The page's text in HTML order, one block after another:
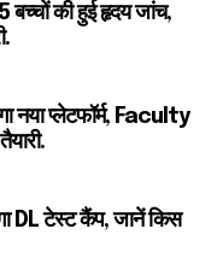
की हुई हृदय जांच,
नया प्लेटफॉर्म, Faculty
DL टेस्ट कैंप, जानें किस